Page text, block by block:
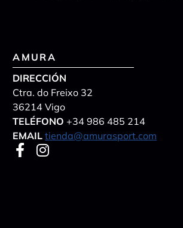
AMURA
DIRECCIÓN
Ctra. do Freixo 32
36214 Vigo
TELÉFONO+34 986 485 214
EMAIL tienda@amurasport.com